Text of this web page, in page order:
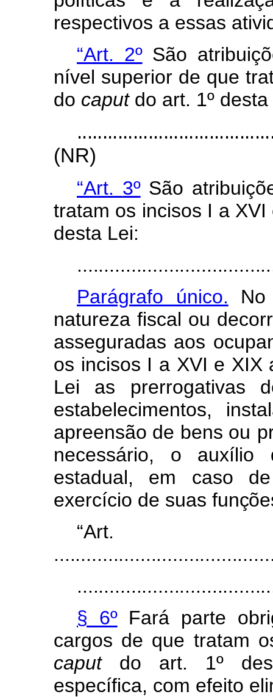
respectivos a essas
“Art. 2ºSão
nível superior de que
do caput do art. 1º
(NR)
“Art. 3º São
tratam os incisos I a XVI
desta Lei:
Parágrafo único. No
natureza fiscal ou
asseguradas aos
os incisos I a XVI e XIX
Lei as prerrogativas
estabelecimentos,
apreensão de bens ou
necessário, o
estadual, em caso
exercício de suas
“Art.
§ 6ºFará parte
cargos de que tratam
caput do art. 1º
específica, com efeito